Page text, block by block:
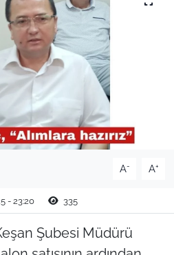
A- A+
- 23:20 335
Şubesi Müdürü